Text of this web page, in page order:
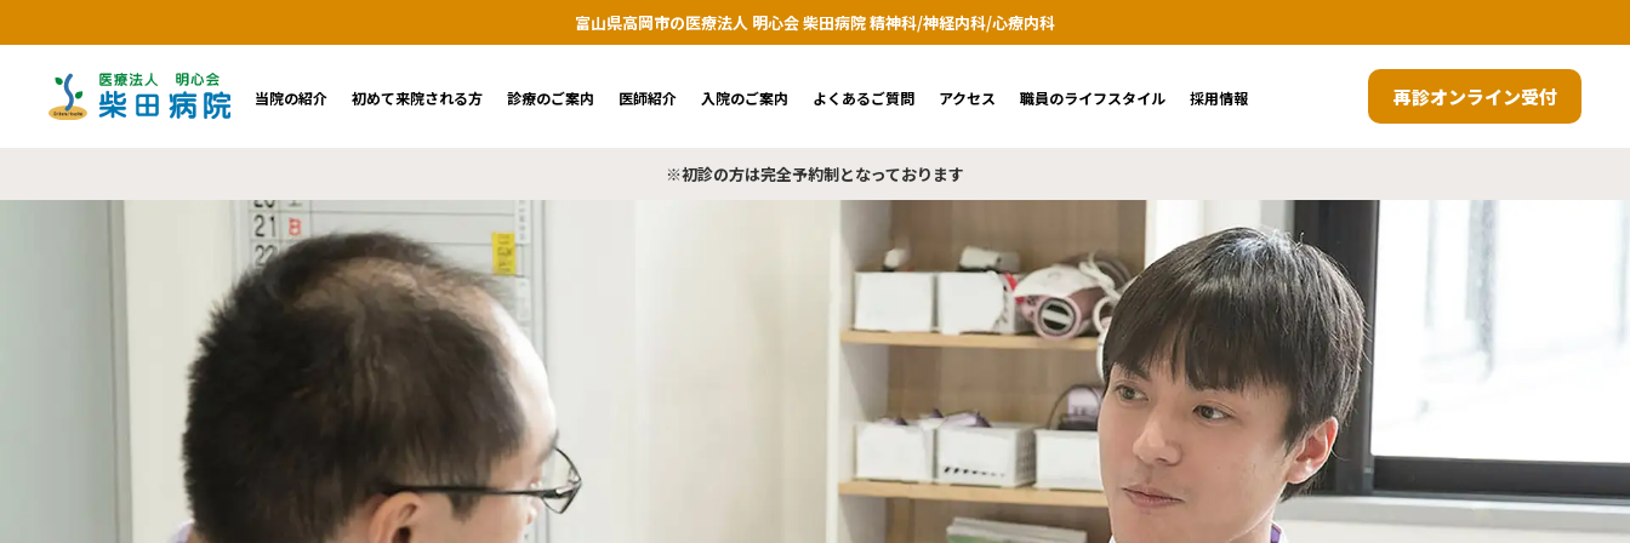
富山県高岡市の医療法人 明心会 柴田病院 精神科/神経内科/心療内科
当院の紹介 初めて来院される方 診療のご案内 医師紹介 入院のご案内 よくあるご質問 アクセス 職員のライフスタイル 採用情報 再診オンライン受付
※初診の方は完全予約制となっております